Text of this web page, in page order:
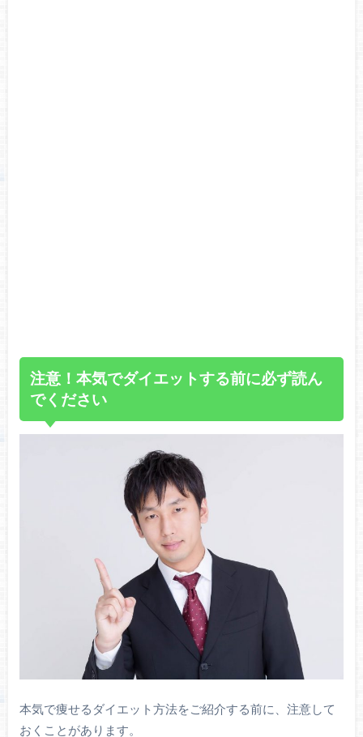
注意！本気でダイエットする前に必ず読ん
でください
本気で痩せるダイエット方法をご紹介する前に、注意して
おくことがあります。